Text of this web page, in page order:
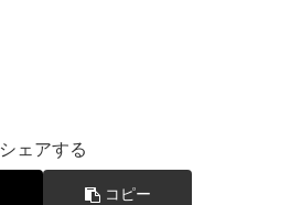
シェアする
コピー